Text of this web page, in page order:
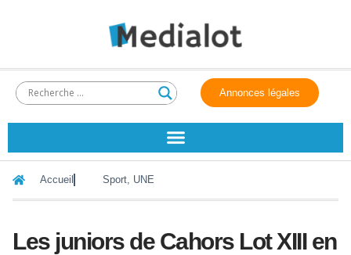
Annonces légales
Accueil Sport, UNE
Les juniors de Cahors Lot XIII en